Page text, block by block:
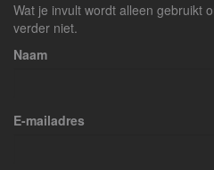
Wat je invult wordt alleen gebruikt
verder niet.
Naam
E-mailadres